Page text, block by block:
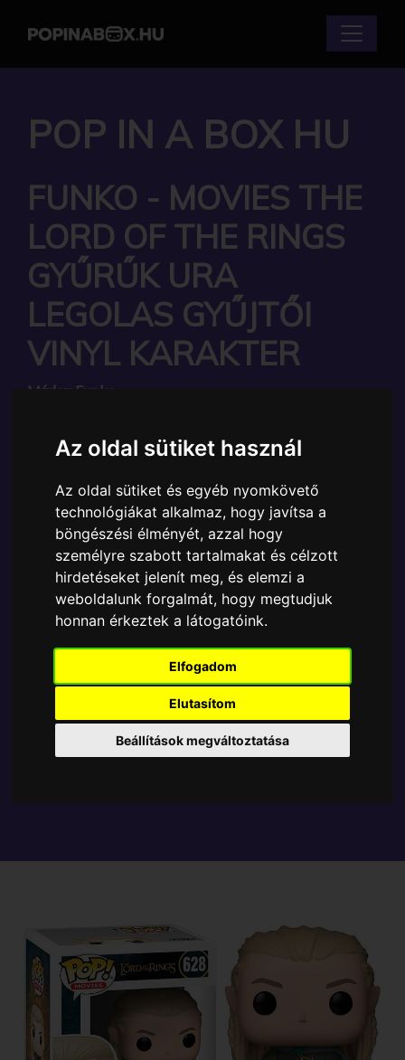
Az oldal sütiket használ
Az oldal sütiket és egyéb nyomkövető
technológiákat alkalmaz, hogy javítsa a
böngészési élményét, azzal hogy
személyre szabott tartalmakat és célzott
hirdetéseket jelenít meg, és elemzi a
weboldalunk forgalmát, hogy megtudjuk
honnan érkeztek a látogatóink.
Elfogadom
Elutasítom
Beállítások megváltoztatása
POP IN A BOX HU
FUNKO - MOVIES THE
LORD OF THE RINGS
GYŰRŰK URA
LEGOLAS GYŰJTŐI
VINYL KARAKTER
Márka: Funko
Ára:7490 Ft
A Funko POP - Movies egyik népszerű terméke a
Funko - Movies The Lord of the Rings Gyűrűk ura
Legolas gyűjtői vinyl karakter, amely ablakos
csomagolásban azaz - POP In a Box - várja új
gazdáját.
TOVÁBB A VÁSÁRLÁSRA
Tetszik? Osszd meg másokkal!